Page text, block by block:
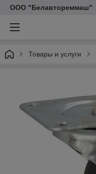
ООО "Белавтореммаш"
Товары и услуги